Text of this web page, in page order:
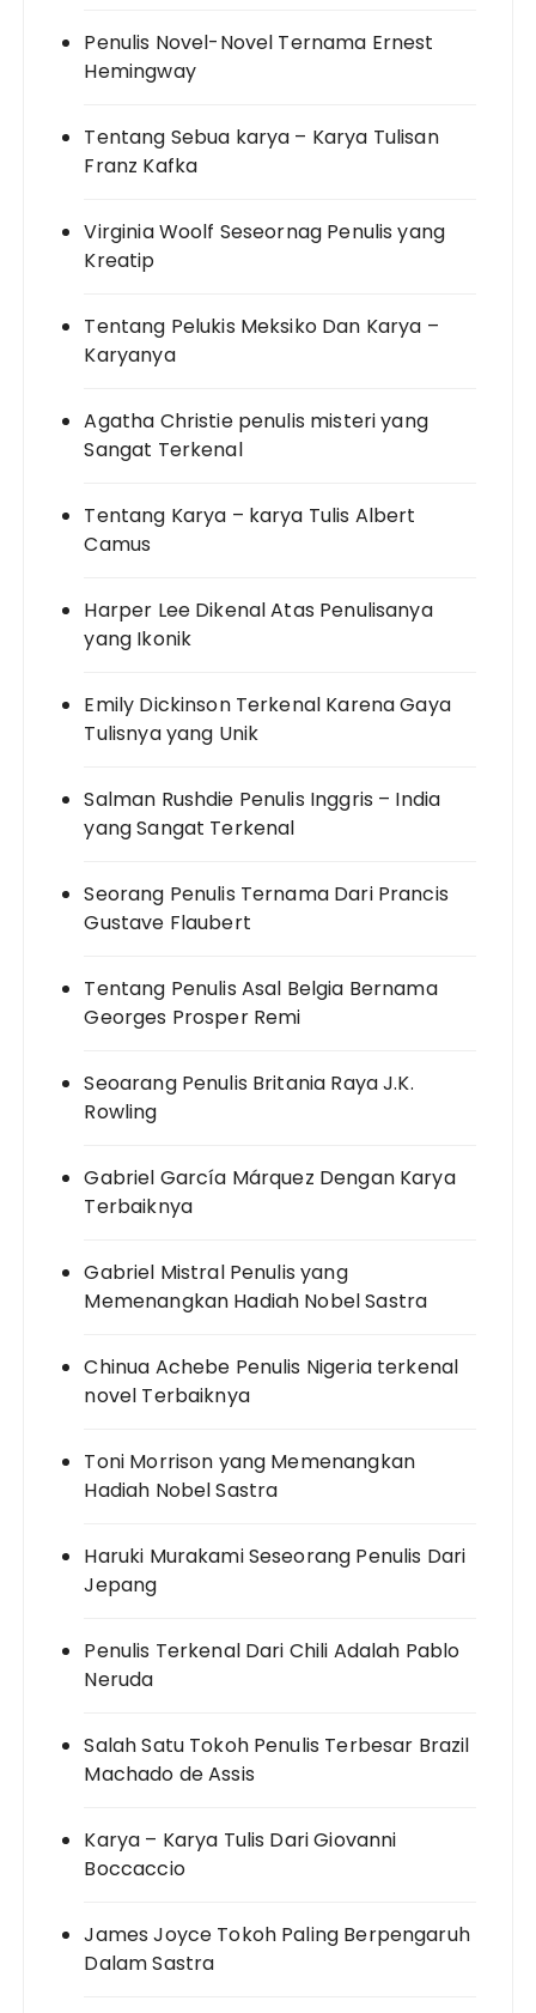
Penulis Novel-Novel Ternama Ernest
Hemingway
Tentang Sebua karya – Karya Tulisan
Franz Kafka
Virginia Woolf Seseornag Penulis yang
Kreatip
Tentang Pelukis Meksiko Dan Karya –
Karyanya
Agatha Christie penulis misteri yang
Sangat Terkenal
Tentang Karya – karya Tulis Albert
Camus
Harper Lee Dikenal Atas Penulisanya
yang Ikonik
Emily Dickinson Terkenal Karena Gaya
Tulisnya yang Unik
Salman Rushdie Penulis Inggris – India
yang Sangat Terkenal
Seorang Penulis Ternama Dari Prancis
Gustave Flaubert
Tentang Penulis Asal Belgia Bernama
Georges Prosper Remi
Seoarang Penulis Britania Raya J.K.
Rowling
Gabriel García Márquez Dengan Karya
Terbaiknya
Gabriel Mistral Penulis yang
Memenangkan Hadiah Nobel Sastra
Chinua Achebe Penulis Nigeria terkenal
novel Terbaiknya
Toni Morrison yang Memenangkan
Hadiah Nobel Sastra
Haruki Murakami Seseorang Penulis Dari
Jepang
Penulis Terkenal Dari Chili Adalah Pablo
Neruda
Salah Satu Tokoh Penulis Terbesar Brazil
Machado de Assis
Karya – Karya Tulis Dari Giovanni
Boccaccio
James Joyce Tokoh Paling Berpengaruh
Dalam Sastra